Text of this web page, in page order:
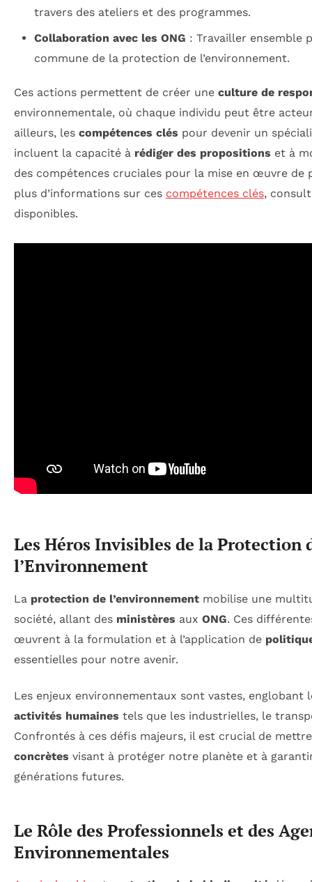
travers des ateliers et des programmes.
Collaboration avec les ONG : Travailler ensemble
commune de la protection de l’environnement.
Ces actions permettent de créer une culture de
environnementale, où chaque individu peut être
ailleurs, les compétences clés pour devenir un
incluent la capacité à rédiger des propositions et à
des compétences cruciales pour la mise en œuvre de
plus d’informations sur ces compétences clés,
disponibles.
Les Héros Invisibles de la Protection
l’Environnement
La protection de l’environnement mobilise une
société, allant des ministères aux ONG. Ces
œuvrent à la formulation et à l’application de
essentielles pour notre avenir.
Les enjeux environnementaux sont vastes, englobant
activités humaines tels que les industrielles, le
Confrontés à ces défis majeurs, il est crucial de
concrètes visant à protéger notre planète et à
générations futures.
Le Rôle des Professionnels et des
Environnementales